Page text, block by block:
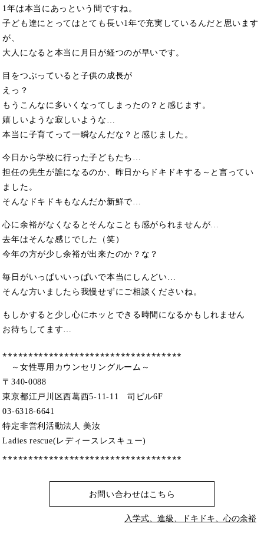
1年は本当にあっという間ですね。
子ども達にとってはとても長い1年で充実しているんだと思います
が、
大人になると本当に月日が経つのが早いです。
目をつぶっていると子供の成長が
えっ？
もうこんなに多いくなってしまったの？と感じます。
嬉しいような寂しいような…
本当に子育てって一瞬なんだな？と感じました。
今日から学校に行った子どもたち…
担任の先生が誰になるのか、昨日からドキドキする～と言ってい
ました。
そんなドキドキもなんだか新鮮で…
心に余裕がなくなるとそんなことも感がられませんが…
去年はそんな感じでした（笑）
今年の方が少し余裕が出来たのか？な？
毎日がいっぱいいっぱいで本当にしんどい…
そんな方いましたら我慢せずにご相談くださいね。
もしかすると少し心にホッとできる時間になるかもしれません
お待ちしてます…
⁎⁎⁎⁎⁎⁎⁎⁎⁎⁎⁎⁎⁎⁎⁎⁎⁎⁎⁎⁎⁎⁎⁎⁎⁎⁎⁎⁎⁎⁎⁎⁎⁎⁎⁎
～女性専用カウンセリングルーム～
〒340-0088
東京都江戸川区西葛西5-11-11 司ビル6F
03-6318-6641
特定非営利活動法人 美汝
Ladies rescue(レディースレスキュー)
⁎⁎⁎⁎⁎⁎⁎⁎⁎⁎⁎⁎⁎⁎⁎⁎⁎⁎⁎⁎⁎⁎⁎⁎⁎⁎⁎⁎⁎⁎⁎⁎⁎⁎⁎
お問い合わせはこちら
入学式、進級、ドキドキ、心の余裕